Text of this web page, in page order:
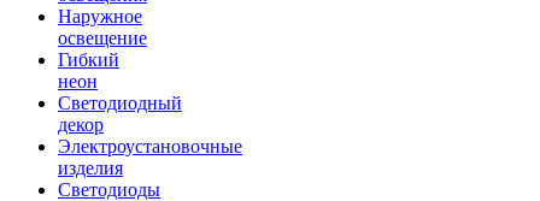
Наружное
освещение
Гибкий
неон
Светодиодный
декор
Электроустановочные
изделия
Светодиоды